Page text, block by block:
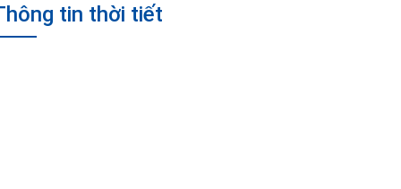
tin thời tiết